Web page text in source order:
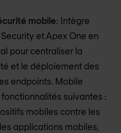
mobile: Intègre
et Apex One en
pour centraliser la
et le déploiement des
endpoints. Mobile
suivantes :
mobiles contre les
applications mobiles,